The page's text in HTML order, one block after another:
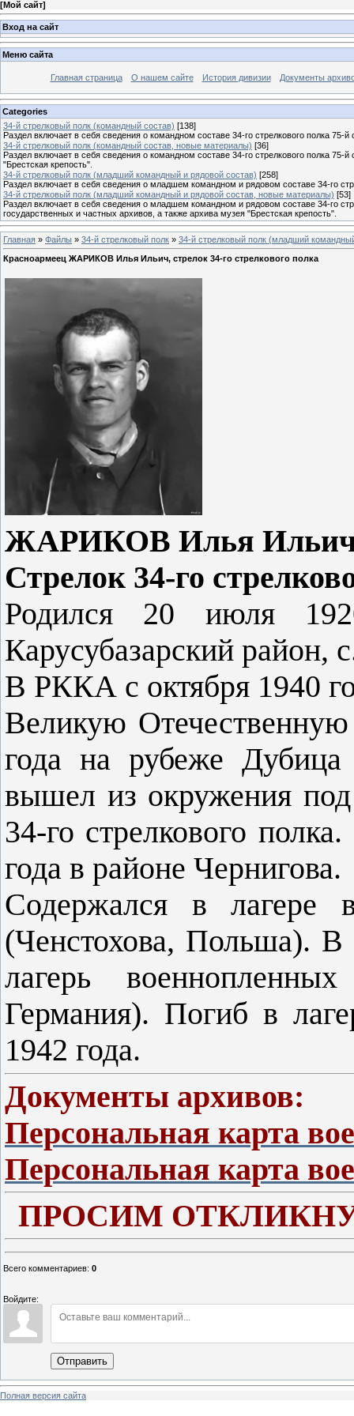
[Мой сайт]
Вход на сайт
Меню сайта
Главная страница О нашем сайте История дивизии Документы
Categories
34-й стрелковый полк (командный состав) [138]
Раздел включает в себя сведения о командном составе 34-го стрелкового полка 75-й
34-й стрелковый полк (командный состав, новые материалы) [36]
Раздел включает в себя сведения о командном составе 34-го стрелкового полка
"Брестская крепость".
34-й стрелковый полк (младший командный и рядовой состав) [258]
Раздел включает в себя сведения о младшем командном и рядовом составе 34-го
34-й стрелковый полк (младший командный и рядовой состав, новые материалы) [53]
Раздел включает в себя сведения о младшем командном и рядовом составе 34-го
государственных и частных архивов, а также архива музея "Брестская крепость".
Главная » Файлы » 34-й стрелковый полк » 34-й стрелковый полк (младший
Красноармеец ЖАРИКОВ Илья Ильич, стрелок 34-го стрелкового полка
ЖАРИКОВ Илья Ильич,
Стрелок 34-го
Родился 20 июля
Карусубазарский район,
В РККА с октября 1940
Великую
года на рубеже
вышел из окружения
34-го стрелкового
года в районе Чернигова.
Содержался в лагере
(Ченстохова, Польша). В
лагерь
Германия). Погиб в
1942 года.
Документы архивов:
Персональная карта
Персональная карта
ПРОСИМ
Всего комментариев: 0
Войдите:
Отправить
Полная версия сайта